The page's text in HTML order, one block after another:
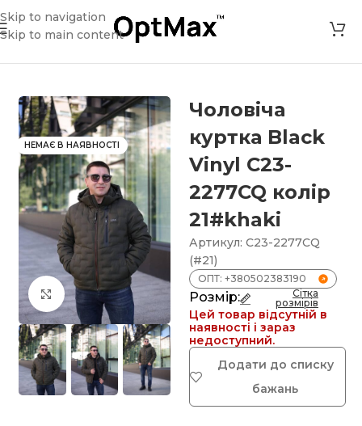
Skip to navigation
Skip to main content
Чоловіча куртка Black Vinyl С23-2277CQ колір 21#khaki
НЕМАЄ В НАЯВНОСТІ
Клацніть, щоб збільшити
Чоловіча
куртка Black
Vinyl С23-
2277CQ колір
21#khaki
Артикул: С23-2277CQ
(#21)
ОПТ: +380502383190
Розмір:
Сітка
розмірів
Цей товар відсутній в
наявності і зараз
недоступний.
Додати до списку
бажань